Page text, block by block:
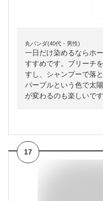
丸パンダ(40代・男性)
一日だけ染めるならホ
すすめです。ブリーチ
すし、シャンプーで落
パープルという色で太
が変わるのも楽しいです
17